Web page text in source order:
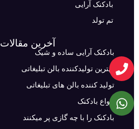
بادکنک آرایی
تم تولد
آخرین مقالات
بادکنک آرایی ساده و شیک
بهترین تولیدکننده بالن تبلیغاتی
تولید کننده بالن های تبلیغاتی
انواع بادکنک
بادکنک را با چه گازی پر میکنند